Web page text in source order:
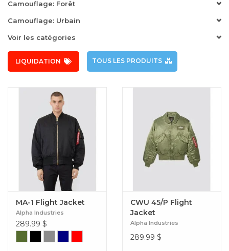
Camouflage: Forêt
Camouflage: Urbain
Voir les catégories
LIQUIDATION TOUS LES PRODUITS
MA-1 Flight Jacket
Alpha Industries
289.99 $
CWU 45/P Flight
Jacket
Alpha Industries
289.99 $